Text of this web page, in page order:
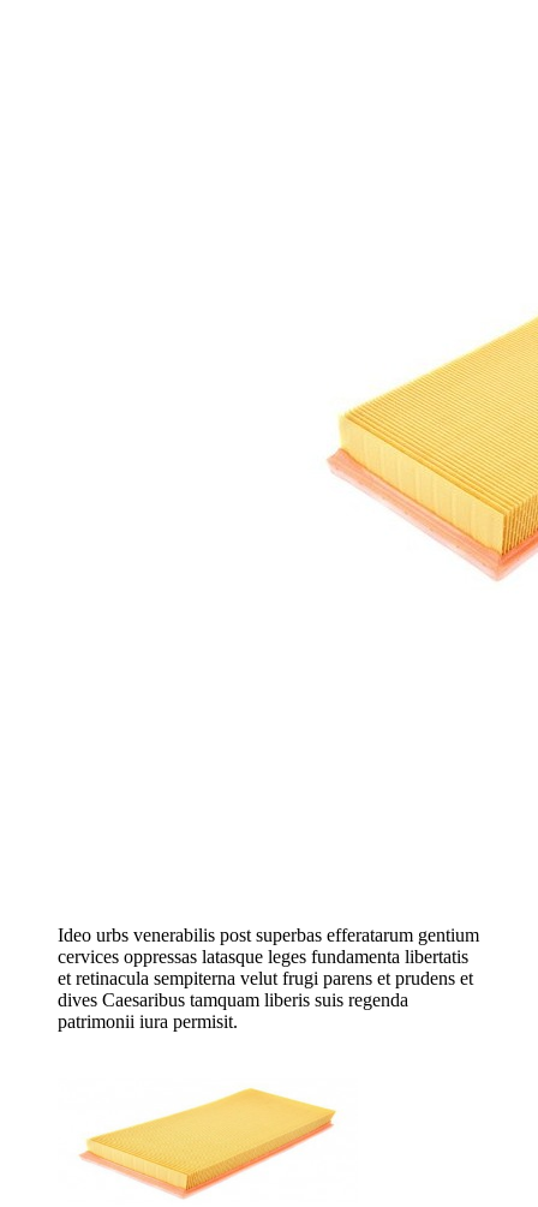
Ideo urbs venerabilis post superbas efferatarum gentium
cervices oppressas latasque leges fundamenta libertatis
et retinacula sempiterna velut frugi parens et prudens et
dives Caesaribus tamquam liberis suis regenda
patrimonii iura permisit.